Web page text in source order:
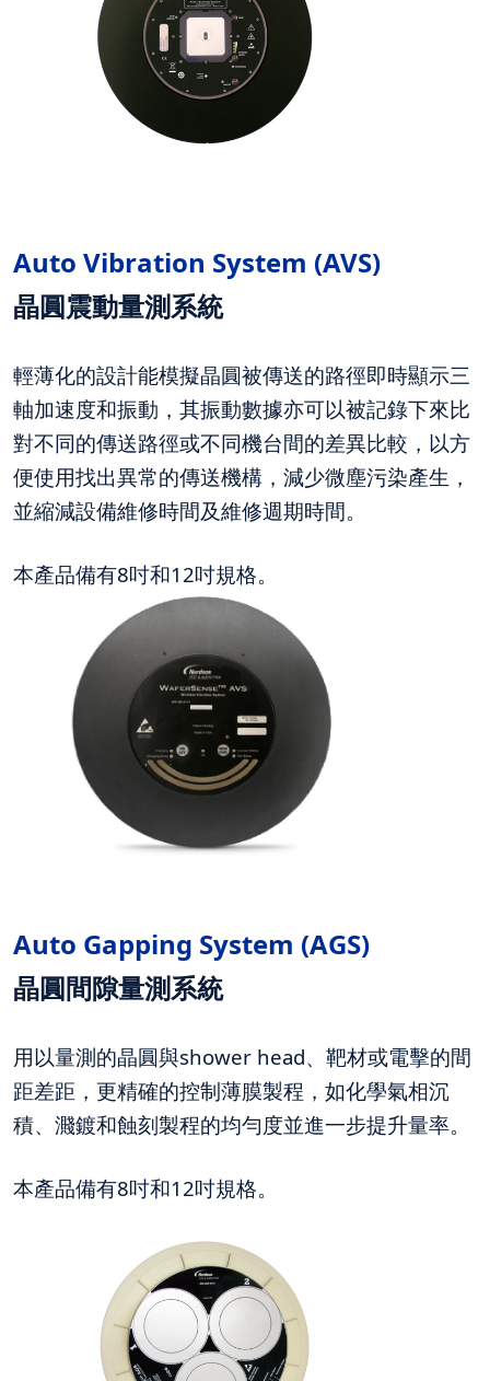
Auto Vibration System (AVS)
晶圓震動量測系統
輕薄化的設計能模擬晶圓被傳送的路徑即時顯示三
軸加速度和振動，其振動數據亦可以被記錄下來比
對不同的傳送路徑或不同機台間的差異比較，以方
便使用找出異常的傳送機構，減少微塵污染產生，
並縮減設備維修時間及維修週期時間。
本產品備有8吋和12吋規格。
Auto Gapping System (AGS)
晶圓間隙量測系統
用以量測的晶圓與shower head、靶材或電擊的間
距差距，更精確的控制薄膜製程，如化學氣相沉
積、濺鍍和蝕刻製程的均勻度並進一步提升量率。
本產品備有8吋和12吋規格。